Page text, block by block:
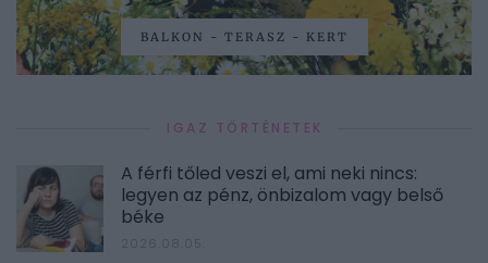
BALKON - TERASZ - KERT
IGAZ TÖRTÉNETEK
A férfi tőled veszi el, ami neki nincs:
legyen az pénz, önbizalom vagy belső
béke